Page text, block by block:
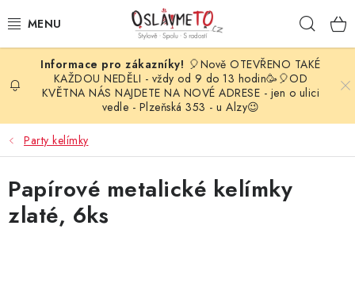
na
OSLAVA NAROZENIN
STYLOVÁ PARTY
DEKORACE A VÝZDOBA
BALÓNKY
KARNEVALOVÉ KOSTÝMY
🎈Nově OTEVŘENO TAKÉ
KAŽDOU NEDĚLI - vždy od 9 do 13 hodin🥳🎈OD
KVĚTNA NÁS NAJDETE NA NOVÉ ADRESE - jen o ulici
vedle - Plzeňská 353 - u Alzy😉
Party kelímky
Papírové metalické kelímky
zlaté, 6ks